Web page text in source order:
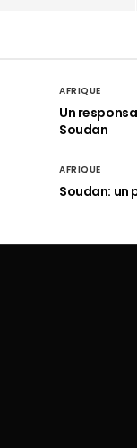
AFRIQUE
Un
Soudan
AFRIQUE
Soudan: un